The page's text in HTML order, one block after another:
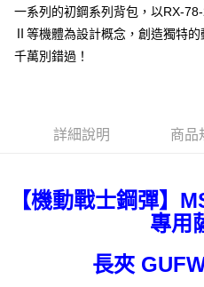
付款後全家取貨
每筆NT$80，滿NT$1,000(含以上
付款後萊爾富取貨
每筆NT$80，滿NT$1,000(含以上
每筆NT$80，滿NT$1,000(含以上
一系列的初鋼系列背包，以RX-
Ⅱ等機體為設計概念，創造獨特
千萬別錯過！
詳細說明 商品
【機動戰士鋼彈】
專用
長夾